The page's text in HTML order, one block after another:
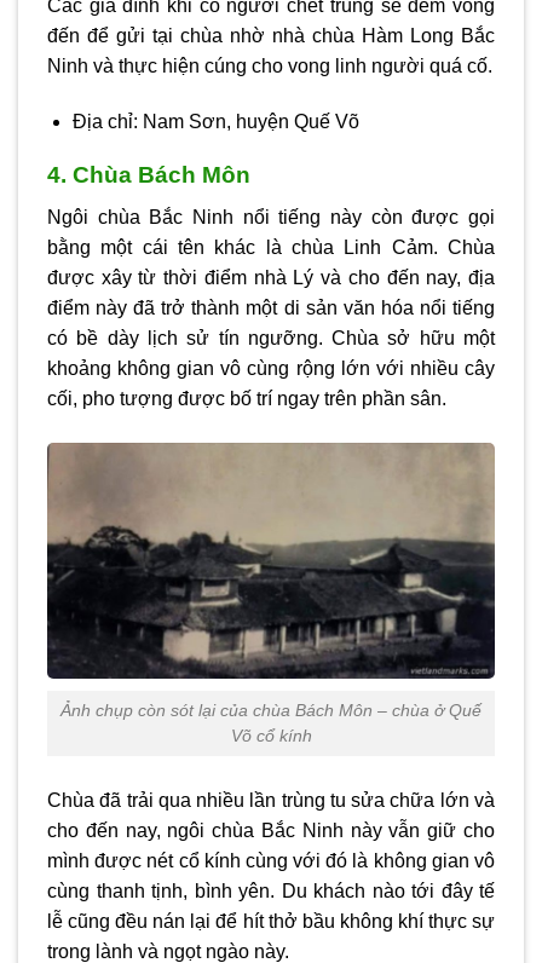
Các gia đình khi có người chết trùng sẽ đem vong
đến để gửi tại chùa nhờ nhà chùa Hàm Long Bắc
Ninh và thực hiện cúng cho vong linh người quá cố.
Địa chỉ: Nam Sơn, huyện Quế Võ
4. Chùa Bách Môn
Ngôi chùa Bắc Ninh nổi tiếng này còn được gọi
bằng một cái tên khác là chùa Linh Cảm. Chùa
được xây từ thời điểm nhà Lý và cho đến nay, địa
điểm này đã trở thành một di sản văn hóa nổi tiếng
có bề dày lịch sử tín ngưỡng. Chùa sở hữu một
khoảng không gian vô cùng rộng lớn với nhiều cây
cối, pho tượng được bố trí ngay trên phần sân.
Ảnh chụp còn sót lại của chùa Bách Môn – chùa ở Quế
Võ cổ kính
Chùa đã trải qua nhiều lần trùng tu sửa chữa lớn và
cho đến nay, ngôi chùa Bắc Ninh này vẫn giữ cho
mình được nét cổ kính cùng với đó là không gian vô
cùng thanh tịnh, bình yên. Du khách nào tới đây tế
lễ cũng đều nán lại để hít thở bầu không khí thực sự
trong lành và ngọt ngào này.